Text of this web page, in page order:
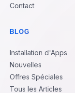
Contact
BLOG
Installation d'Apps
Nouvelles
Offres Spéciales
Tous les Articles